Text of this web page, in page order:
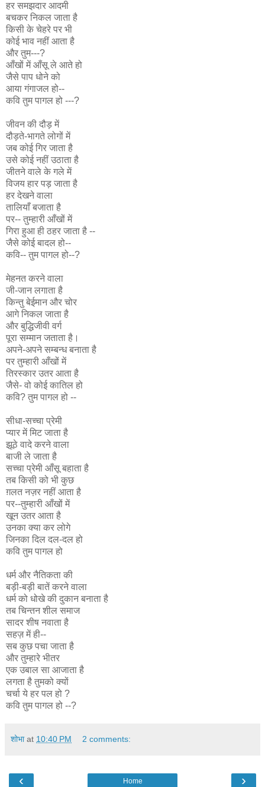
हर समझदार आदमी
बचकर निकल जाता है
किसी के चेहरे पर भी
कोई भाव नहीं आता है
और तुम---?
आँखों में आँसू ले आते हो
जैसे पाप धोने को
आया गंगाजल हो--
कवि तुम पागल हो ---?
जीवन की दौड़ में
दौड़ते-भागते लोगों में
जब कोई गिर जाता है
उसे कोई नहीं उठाता है
जीतने वाले के गले में
विजय हार पड़ जाता है
हर देखने वाला
तालियाँ बजाता है
पर-- तुम्हारी आँखों में
गिरा हुआ ही ठहर जाता है --
जैसे कोई बादल हो--
कवि-- तुम पागल हो--?
मेहनत करने वाला
जी-जान लगाता है
किन्तु बेईमान और चोर
आगे निकल जाता है
और बुद्धिजीवी वर्ग
पूरा सम्मान जताता है।
अपने-अपने सम्बन्ध बनाता है
पर तुम्हारी आँखों में
तिरस्कार उतर आता है
जैसे- वो कोई कातिल हो
कवि? तुम पागल हो --
सीधा-सच्चा प्रेमी
प्यार में मिट जाता है
झूठे वादे करने वाला
बाजी ले जाता है
सच्चा प्रेमी आँसू बहाता है
तब किसी को भी कुछ
ग़लत नज़र नहीं आता है
पर--तुम्हारी आँखों में
खून उतर आता है
उनका क्या कर लोगे
जिनका दिल दल-दल हो
कवि तुम पागल हो
धर्म और नैतिकता की
बड़ी-बड़ी बातें करने वाला
धर्म को धोखे की दुकान बनाता है
तब चिन्तन शील समाज
सादर शीष नवाता है
सहज़ में ही--
सब कुछ पचा जाता है
और तुम्हारे भीतर
एक उबाल सा आजाता है
लगता है तुमको क्यों
चर्चा ये हर पल हो ?
कवि तुम पागल हो --?
शोभा at 10:40 PM 2 comments:
‹ ›
Home